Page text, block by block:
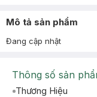
Mô tả sản phẩm
Đang cập nhật
Thông số sản
Thương Hiệu